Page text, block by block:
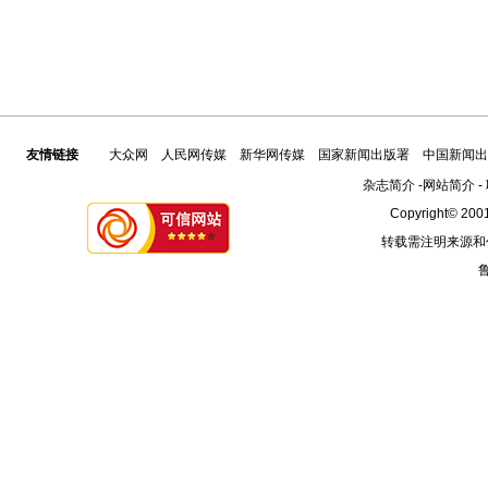
友情链接 大众网 人民网传媒 新华网传媒 国家新闻出版署
中国新闻
杂志简介-网站简介-
Copyright©
转载需注明来源